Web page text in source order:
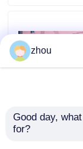
যোগাযোগ করুন
খবর
CE ISO9001
zhou
Good day,
for?